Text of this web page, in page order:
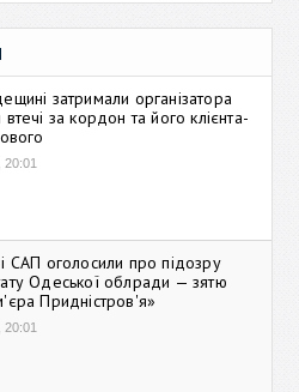
затримали організатора
за кордон та його клієнта-
20:01
САП оголосили про підозру
Одеської облради — зятю
Придністров'я»